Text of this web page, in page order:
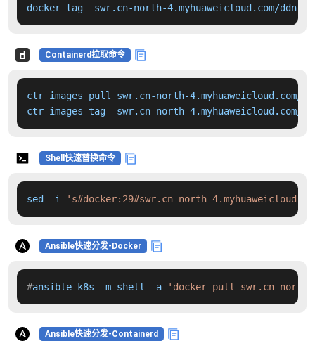
docker tag  swr.cn-north-4.myhuaweicloud.com/
Containerd拉取命令
ctr images pull swr.cn-north-4.myhuaweicloud.com/
ctr images tag  swr.cn-north-4.myhuaweicloud.com/
Shell快速替换命令
sed -i 's#docker:29#swr.cn-north-
Ansible快速分发-Docker
#ansible k8s -m shell -a 'docker pull swr.cn-north-
Ansible快速分发-Containerd